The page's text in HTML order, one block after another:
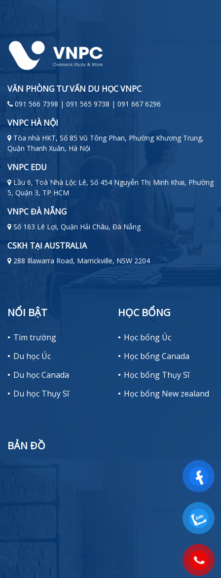
VĂN PHÒNG TƯ VẤN DU HỌC VNPC
091 566 7398 | 091 565 9738 | 091 667 6296
VNPC HÀ NỘI
Tòa nhà HKT, Số 85 Vũ Tông Phan, Phường Khương Trung,
Quận Thanh Xuân, Hà Nội
VNPC EDU
Lầu 6, Toà Nhà Lộc Lê, Số 454 Nguyễn Thị Minh Khai, Phường
5, Quận 3, TP HCM
VNPC ĐÀ NẴNG
Số 163 Lê Lợi, Quận Hải Châu, Đà Nẵng
CSKH TẠI AUSTRALIA
288 Illawarra Road, Marrickville, NSW 2204
NỔI BẬT
Tìm trường
Du học Úc
Du học Canada
Du học Thụy Sĩ
HỌC BỔNG
Học bổng Úc
Học bổng Canada
Học bổng Thụy Sĩ
Học bổng New zealand
BẢN ĐỒ